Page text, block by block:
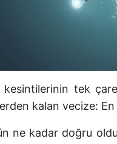
kesintilerinin tek
kalan vecize:
ne kadar doğru